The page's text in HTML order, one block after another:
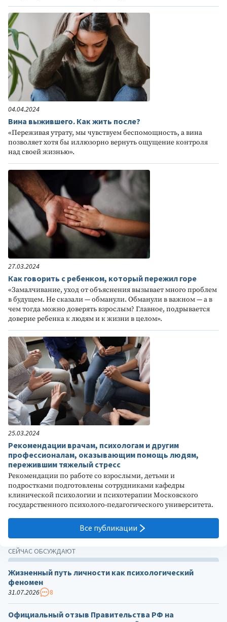
04.04.2024
Вина выжившего. Как жить после?
«Переживая утрату, мы чувствуем беспомощность, а вина
позволяет хотя бы иллюзорно вернуть ощущение контроля
над своей жизнью».
27.03.2024
Как говорить с ребенком, который пережил горе
«Замалчивание, уход от объяснения вызывает много проблем
в будущем. Не сказали — обманули. Обманули в важном — а в
чем тогда можно доверять взрослым? Главное, подрывается
доверие ребенка к людям и к жизни в целом».
25.03.2024
Рекомендации врачам, психологам и другим
профессионалам, оказывающим помощь людям,
пережившим тяжелый стресс
Рекомендации по работе со взрослыми, детьми и
подростками подготовлены сотрудниками кафедры
клинической психологии и психотерапии Московского
государственного психолого-педагогического университета.
Все публикации
СЕЙЧАС ОБСУЖДАЮТ
Жизненный путь личности как психологический
феномен
31.07.2026 8
Официальный отзыв Правительства РФ на